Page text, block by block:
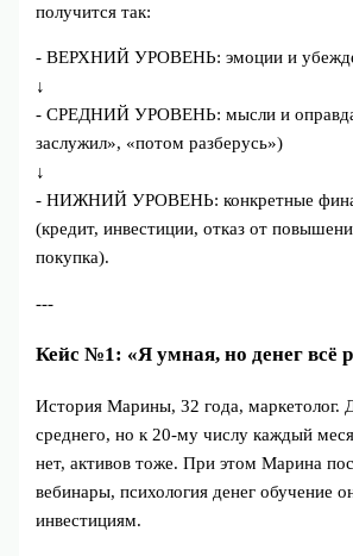
получится так:
- ВЕРХНИЙ УРОВЕНЬ: эмоции и
↓
- СРЕДНИЙ УРОВЕНЬ: мысли и
заслужил», «потом разберусь»)
↓
- НИЖНИЙ УРОВЕНЬ: конкретные
(кредит, инвестиции, отказ от
покупка).
---
Кейс №1: «Я умная, но денег всё
История Марины, 32 года, маркетолог.
среднего, но к 20-му числу каждый
нет, активов тоже. При этом Марина
вебинары, психология денег обучение
инвестициям.